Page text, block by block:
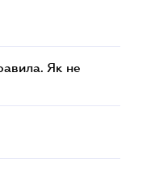
Як не